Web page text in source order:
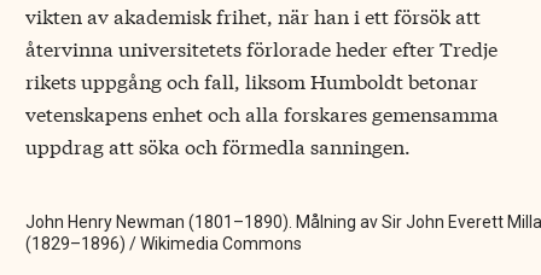
vikten av akademisk frihet, när han i ett försök att
återvinna universitetets förlorade heder efter Tredje
rikets uppgång och fall, liksom Humboldt betonar
vetenskapens enhet och alla forskares gemensamma
uppdrag att söka och förmedla sanningen.
John Henry Newman (1801–1890). Målning av Sir John Everett
(1829–1896) / Wikimedia Commons